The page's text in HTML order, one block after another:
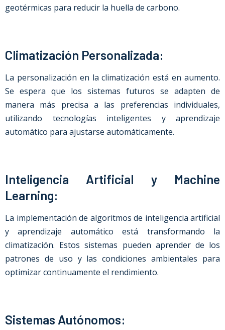
geotérmicas para reducir la huella de carbono.
Climatización Personalizada:
La personalización en la climatización está en aumento.
Se espera que los sistemas futuros se adapten de
manera más precisa a las preferencias individuales,
utilizando tecnologías inteligentes y aprendizaje
automático para ajustarse automáticamente.
Inteligencia Artificial y Machine
Learning:
La implementación de algoritmos de inteligencia artificial
y aprendizaje automático está transformando la
climatización. Estos sistemas pueden aprender de los
patrones de uso y las condiciones ambientales para
optimizar continuamente el rendimiento.
Sistemas Autónomos: